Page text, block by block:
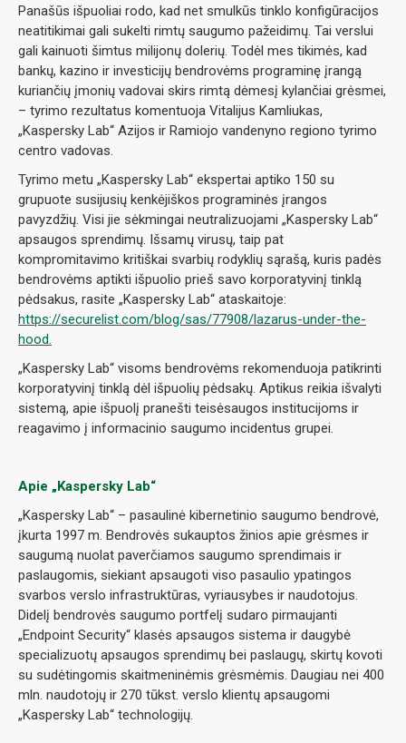
Panašūs išpuoliai rodo, kad net smulkūs tinklo konfigūracijos
neatitikimai gali sukelti rimtų saugumo pažeidimų. Tai verslui
gali kainuoti šimtus milijonų dolerių. Todėl mes tikimės, kad
bankų, kazino ir investicijų bendrovėms programinę įrangą
kuriančių įmonių vadovai skirs rimtą dėmesį kylančiai grėsmei,
– tyrimo rezultatus komentuoja Vitalijus Kamliukas,
„Kaspersky Lab“ Azijos ir Ramiojo vandenyno regiono tyrimo
centro vadovas.
Tyrimo metu „Kaspersky Lab“ ekspertai aptiko 150 su
grupuote susijusių kenkėjiškos programinės įrangos
pavyzdžių. Visi jie sėkmingai neutralizuojami „Kaspersky Lab“
apsaugos sprendimų. Išsamų virusų, taip pat
kompromitavimo kritiškai svarbių rodyklių sąrašą, kuris padės
bendrovėms aptikti išpuolio prieš savo korporatyvinį tinklą
pėdsakus, rasite „Kaspersky Lab“ ataskaitoje:
https://securelist.com/blog/sas/77908/lazarus-under-the-
hood.
„Kaspersky Lab“ visoms bendrovėms rekomenduoja patikrinti
korporatyvinį tinklą dėl išpuolių pėdsakų. Aptikus reikia išvalyti
sistemą, apie išpuolį pranešti teisėsaugos institucijoms ir
reagavimo į informacinio saugumo incidentus grupei.
Apie „Kaspersky Lab“
„Kaspersky Lab“ – pasaulinė kibernetinio saugumo bendrovė,
įkurta 1997 m. Bendrovės sukauptos žinios apie grėsmes ir
saugumą nuolat paverčiamos saugumo sprendimais ir
paslaugomis, siekiant apsaugoti viso pasaulio ypatingos
svarbos verslo infrastruktūras, vyriausybes ir naudotojus.
Didelį bendrovės saugumo portfelį sudaro pirmaujanti
„Endpoint Security“ klasės apsaugos sistema ir daugybė
specializuotų apsaugos sprendimų bei paslaugų, skirtų kovoti
su sudėtingomis skaitmeninėmis grėsmėmis. Daugiau nei 400
mln. naudotojų ir 270 tūkst. verslo klientų apsaugomi
„Kaspersky Lab“ technologijų.